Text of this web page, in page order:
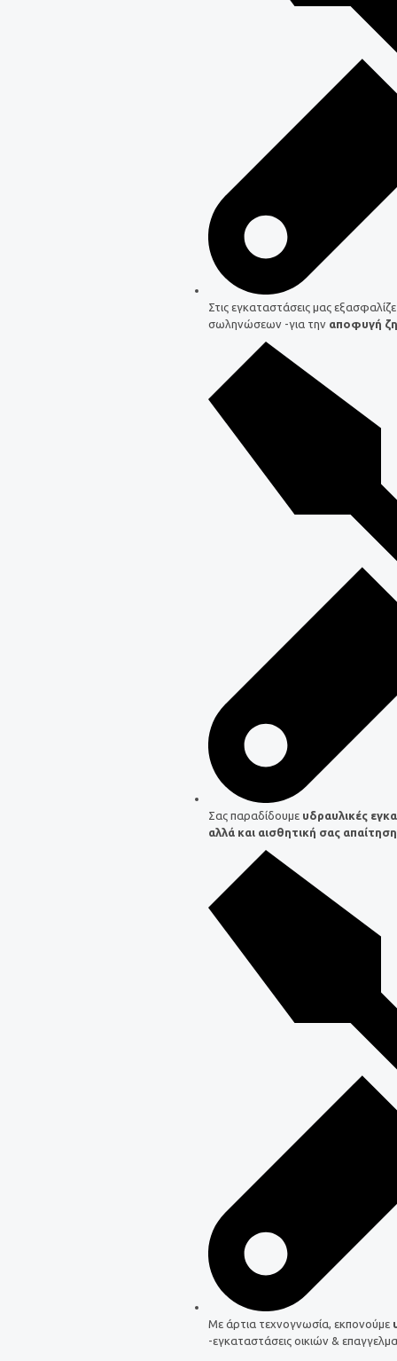
Στις εγκαταστάσεις μας
σωληνώσεων -για την αποφυγή
Σας παραδίδουμε υδραυλικές
αλλά και αισθητική σας απαίτηση
Με άρτια τεχνογνωσία, εκπονούμε
-εγκαταστάσεις οικιών &